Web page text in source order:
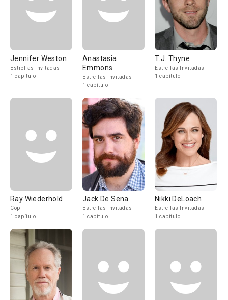
Jennifer Weston
Estrellas Invitadas
1 capítulo
Anastasia
Emmons
Estrellas Invitadas
1 capítulo
T.J. Thyne
Estrellas Invitadas
1 capítulo
Ray Wiederhold
Cop
1 capítulo
Jack De Sena
Estrellas Invitadas
1 capítulo
Nikki DeLoach
Estrellas Invitadas
1 capítulo